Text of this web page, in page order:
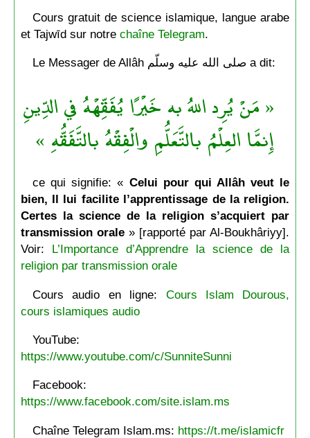
Cours gratuit de science islamique, langue arabe
et Tajwīd sur notre chaîne Telegram.
Le Messager de Allâh صلى الله عليه وسلّم a dit:
« مَنْ يُرِد اللهُ به خَيْرًا يُفَقِّهْهُ في الدِّينِ
إِنمَّا العِلْمُ بالتَّعَلُّمِ والْفِقْهُ بالتَّفَقُّهِ »
ce qui signifie: « Celui pour qui Allâh veut le
bien, Il lui facilite l’apprentissage de la religion.
Certes la science de la religion s’acquiert par
transmission orale» [rapporté par Al-Boukhâriyy].
Voir: L’Importance d’Apprendre la science de la
religion par transmission orale
Cours audio en ligne: Cours Islam Dourous,
cours islamiques audio
YouTube:
https://www.youtube.com/c/SunniteSunni
Facebook:
https://www.facebook.com/site.islam.ms
Chaîne Telegram Islam.ms: https://t.me/islamicfr